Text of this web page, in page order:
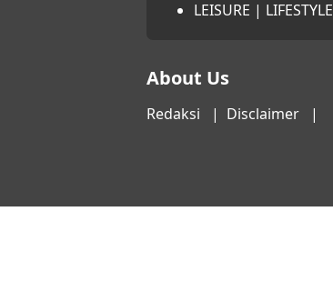
LEISURE | LIFESTYLE
About Us
Redaksi | Disclaimer |